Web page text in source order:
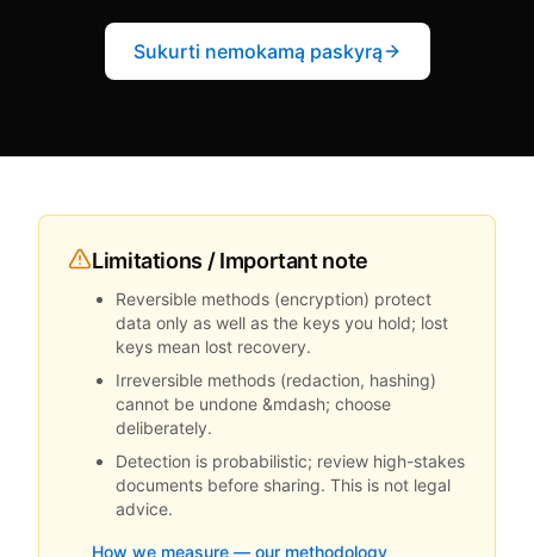
Sukurti nemokamą paskyrą
Limitations / Important note
Reversible methods (encryption) protect
data only as well as the keys you hold; lost
keys mean lost recovery.
Irreversible methods (redaction, hashing)
cannot be undone &mdash; choose
deliberately.
Detection is probabilistic; review high-stakes
documents before sharing. This is not legal
advice.
How we measure — our methodology